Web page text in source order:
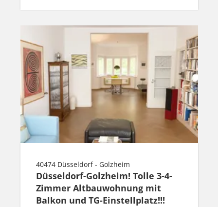
40474 Düsseldorf - Golzheim
Düsseldorf-Golzheim! Tolle 3-4-
Zimmer Altbauwohnung mit
Balkon und TG-Einstellplatz!!!